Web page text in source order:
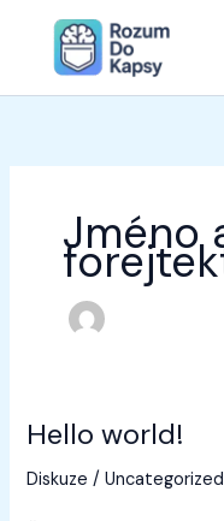
Jméno
Hello world!
Diskuze /Uncategorized
Hello